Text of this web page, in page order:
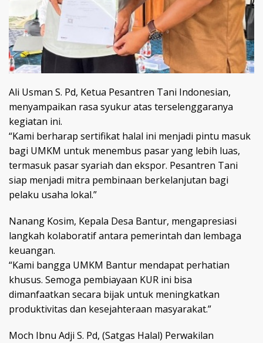
Ali Usman S. Pd, Ketua Pesantren Tani Indonesian,
menyampaikan rasa syukur atas terselenggaranya
kegiatan ini.
“Kami berharap sertifikat halal ini menjadi pintu masuk
bagi UMKM untuk menembus pasar yang lebih luas,
termasuk pasar syariah dan ekspor. Pesantren Tani
siap menjadi mitra pembinaan berkelanjutan bagi
pelaku usaha lokal.”
Nanang Kosim, Kepala Desa Bantur, mengapresiasi
langkah kolaboratif antara pemerintah dan lembaga
keuangan.
“Kami bangga UMKM Bantur mendapat perhatian
khusus. Semoga pembiayaan KUR ini bisa
dimanfaatkan secara bijak untuk meningkatkan
produktivitas dan kesejahteraan masyarakat.”
Moch Ibnu Adji S. Pd, (Satgas Halal) Perwakilan